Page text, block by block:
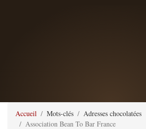
Accueil Mots-clés
Adresses chocolatées
Association Bean To Bar France